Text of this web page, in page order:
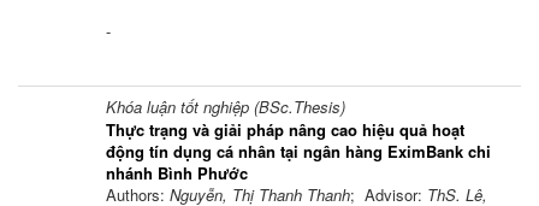
-
Khóa luận tốt nghiệp (BSc.Thesis)
Thực trạng và giải pháp nâng cao hiệu quả hoạt
động tín dụng cá nhân tại ngân hàng EximBank chi
nhánh Bình Phước
Authors: Nguyễn, Thị Thanh Thanh; Advisor: ThS. Lê,